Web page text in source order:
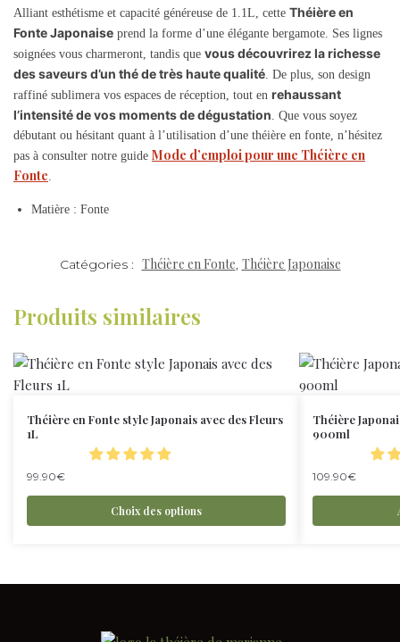
Alliant esthétisme et capacité généreuse de 1.1L, cette Théière en
Fonte Japonaise prend la forme d’une élégante bergamote. Ses lignes
soignées vous charmeront, tandis que vous découvrirez la richesse
des saveurs d’un thé de très haute qualité . De plus, son design
raffiné sublimera vos espaces de réception, tout en rehaussant
l’intensité de vos moments de dégustation . Que vous soyez
débutant ou hésitant quant à l’utilisation d’une théière en fonte, n’hésitez
pas à consulter notre guide Mode d’emploi pour une Théière en
Fonte
Matière : Fonte
Catégories : Théière en Fonte, Théière Japonaise
Produits similaires
Théière en Fonte style Japonais avec des Fleurs
1L
99.90€
Choix des options
Théière
900ml
109.90€